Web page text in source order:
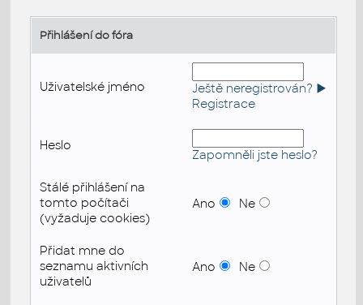
Přihlášení do fóra
Uživatelské jméno
Ještě neregistrován? ►
Registrace
Heslo
Zapomněli jste heslo?
Stálé přihlášení na
tomto počítači
(vyžaduje cookies)
Ano Ne
Přidat mne do
seznamu aktivních
uživatelů
Ano Ne